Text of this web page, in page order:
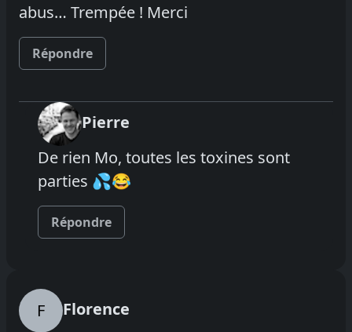
abus… Trempée ! Merci
Répondre
Pierre
De rien Mo, toutes les toxines sont
parties 💦😂
Répondre
F
Florence